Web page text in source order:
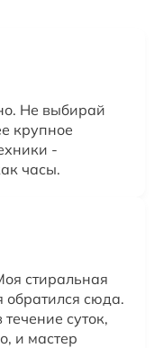
Не выбирай
крупное
-
часы.
стиральная
сюда.
суток,
и мастер